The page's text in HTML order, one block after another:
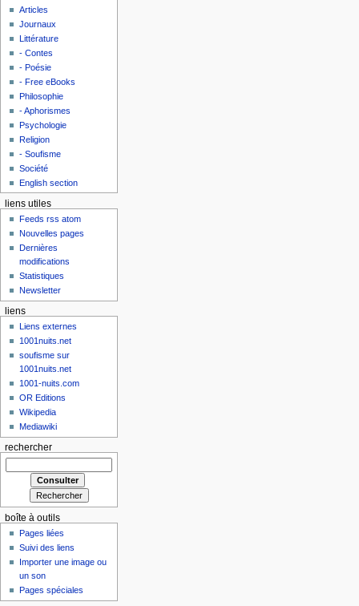
Articles
Journaux
Littérature
- Contes
- Poésie
- Free eBooks
Philosophie
- Aphorismes
Psychologie
Religion
- Soufisme
Société
English section
liens utiles
Feeds rss atom
Nouvelles pages
Dernières
modifications
Statistiques
Newsletter
liens
Liens externes
1001nuits.net
soufisme sur
1001nuits.net
1001-nuits.com
OR Editions
Wikipedia
Mediawiki
rechercher
boîte à outils
Pages liées
Suivi des liens
Importer une image ou
un son
Pages spéciales